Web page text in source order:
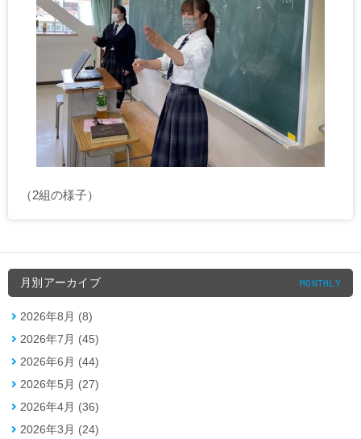
（2組の様子）
月別アーカイブ MONTHLY
2026年8月 (8)
2026年7月 (45)
2026年6月 (44)
2026年5月 (27)
2026年4月 (36)
2026年3月 (24)